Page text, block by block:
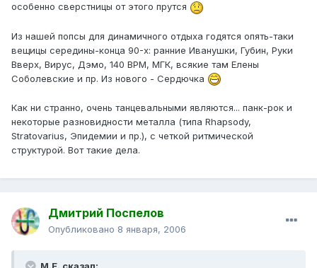
особенно сверстницы от этого прутся
Из нашей попсы для динамичного отдыха годятся опять-таки
вещицы середины-конца 90-х: ранние Иванушки, Губин, Руки
Вверх, Вирус, Дэмо, 140 ВРМ, МГК, всякие там Елены
Соболевские и пр. Из нового - Сердючка
Как ни странно, очень танцевальными являются... панк-рок и
некоторые разновидности металла (типа Rhapsody,
Stratovarius, Эпидемии и пр.), с четкой ритмической
структурой. Вот такие дела.
Дмитрий Поспелов
Опубликовано 8 января, 2006